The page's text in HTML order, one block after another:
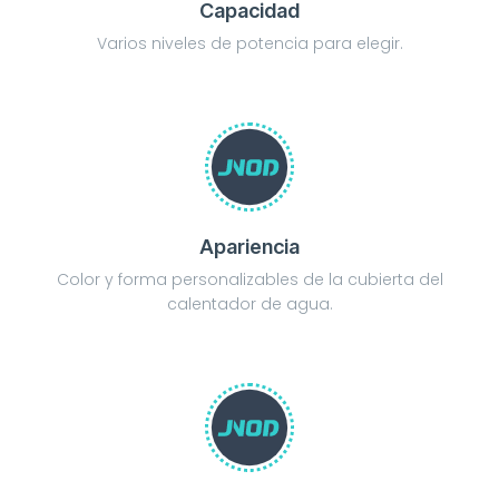
Capacidad
Varios niveles de potencia para elegir.
Apariencia
Color y forma personalizables de la cubierta del
calentador de agua.